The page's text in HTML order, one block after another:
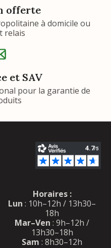
offerte
à domicile ou
relais
et SAV
pour la garantie de
Horaires :
Lun : 10h–12h / 13h30–
18h
Mar–Ven : 9h–12h /
13h30–18h
Sam : 8h30–12h